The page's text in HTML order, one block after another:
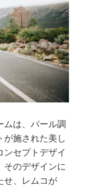
ムは、パール調
が施された美し
ンセプトデザイ
そのデザインに
せ、レムコが